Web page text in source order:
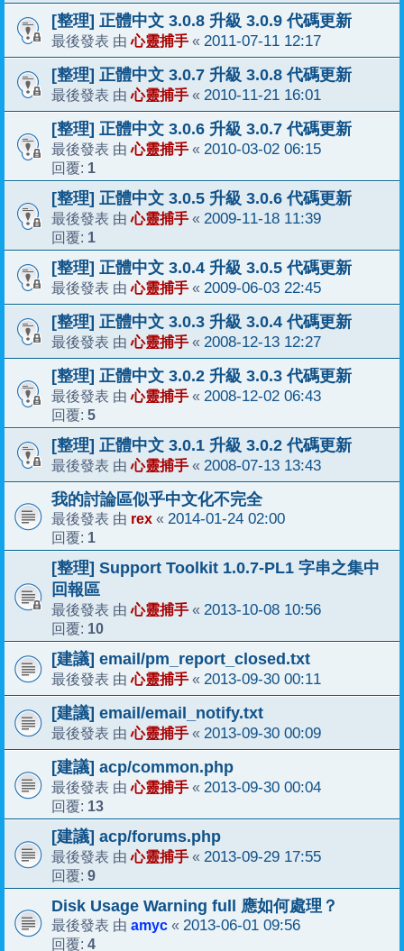
[整理] 正體中文 3.0.8 升級 3.0.9 代碼更新
最後發表 由心靈捕手 « 2011-07-11 12:17
[整理] 正體中文 3.0.7 升級 3.0.8 代碼更新
最後發表 由心靈捕手 « 2010-11-21 16:01
[整理] 正體中文 3.0.6 升級 3.0.7 代碼更新
最後發表 由心靈捕手 « 2010-03-02 06:15
回覆: 1
[整理] 正體中文 3.0.5 升級 3.0.6 代碼更新
最後發表 由心靈捕手 « 2009-11-18 11:39
回覆: 1
[整理] 正體中文 3.0.4 升級 3.0.5 代碼更新
最後發表 由心靈捕手 « 2009-06-03 22:45
[整理] 正體中文 3.0.3 升級 3.0.4 代碼更新
最後發表 由心靈捕手 « 2008-12-13 12:27
[整理] 正體中文 3.0.2 升級 3.0.3 代碼更新
最後發表 由心靈捕手 « 2008-12-02 06:43
回覆: 5
[整理] 正體中文 3.0.1 升級 3.0.2 代碼更新
最後發表 由心靈捕手 « 2008-07-13 13:43
我的討論區似乎中文化不完全
最後發表 由 rex « 2014-01-24 02:00
回覆: 1
[整理] Support Toolkit 1.0.7-PL1 字串之集中
回報區
最後發表 由心靈捕手 « 2013-10-08 10:56
回覆: 10
[建議] email/pm_report_closed.txt
最後發表 由心靈捕手 « 2013-09-30 00:11
[建議] email/email_notify.txt
最後發表 由心靈捕手 « 2013-09-30 00:09
[建議] acp/common.php
最後發表 由心靈捕手 « 2013-09-30 00:04
回覆: 13
[建議] acp/forums.php
最後發表 由心靈捕手 « 2013-09-29 17:55
回覆: 9
Disk Usage Warning full 應如何處理？
最後發表 由 amyc « 2013-06-01 09:56
回覆: 4